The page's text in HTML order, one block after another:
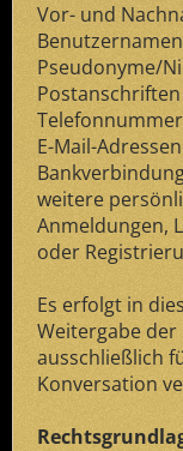
Vor- und
Benutzernamen
Pseudonyme/
E-Mail-
weitere
Anmeldungen,
oder
Es erfolgt in
Weitergabe
ausschließlich
Konversation